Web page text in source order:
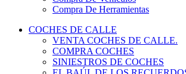
COCHES DE CALLE
VENTA COCHES DE CALLE.
COMPRA COCHES
SINIESTROS DE COCHES
EL BAÚL DE LOS RECUERDOS
FOROS DE OPINIÓN